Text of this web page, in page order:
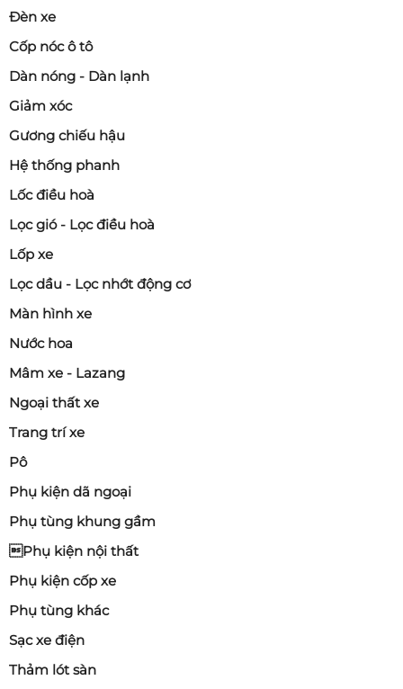
Đèn xe
Cốp nóc ô tô
Dàn nóng - Dàn lạnh
Giảm xóc
Gương chiếu hậu
Hệ thống phanh
Lốc điều hoà
Lọc gió - Lọc điều hoà
Lốp xe
Lọc dầu - Lọc nhớt động cơ
Màn hình xe
Nước hoa
Mâm xe - Lazang
Ngoại thất xe
Trang trí xe
Pô
Phụ kiện dã ngoại
Phụ tùng khung gầm
Phụ kiện nội thất
Phụ kiện cốp xe
Phụ tùng khác
Sạc xe điện
Thảm lót sàn